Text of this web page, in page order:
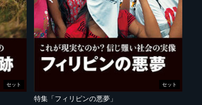
セット セット
特集「フィリピンの悪夢」